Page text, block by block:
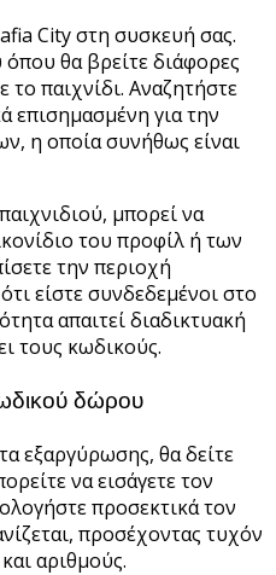
City στη συσκευή σας.
θα βρείτε διάφορες
το παιχνίδι. Αναζητήστε
επισημασμένη για την
η οποία συνήθως είναι
μπορεί να
του προφίλ ή των
την περιοχή
είστε συνδεδεμένοι στο
απαιτεί διαδικτυακή
τους κωδικούς.
δώρου
εξαργύρωσης, θα δείτε
να εισάγετε τον
προσεκτικά τον
προσέχοντας τυχόν
αριθμούς.